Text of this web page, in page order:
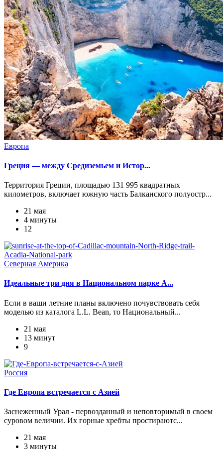
Европа
Греция — между Средиземьем и Истор...
Территория Греции, площадью 131 995 квадратных
километров, включает южную часть Балканского полуостр...
21 мая
4 минуты
12
Северная Америка
Идеальные три дня в Национальном парке А...
Если в ваши летние планы включено почувствовать себя
моделью из каталога L.L. Bean, то Национальный...
21 мая
13 минут
9
Россия
Где Европа встречается с Азией
Заснеженный Урал - первозданный и неповторимый в своем
суровом величии. Их горные хребты простираютс...
21 мая
3 минуты